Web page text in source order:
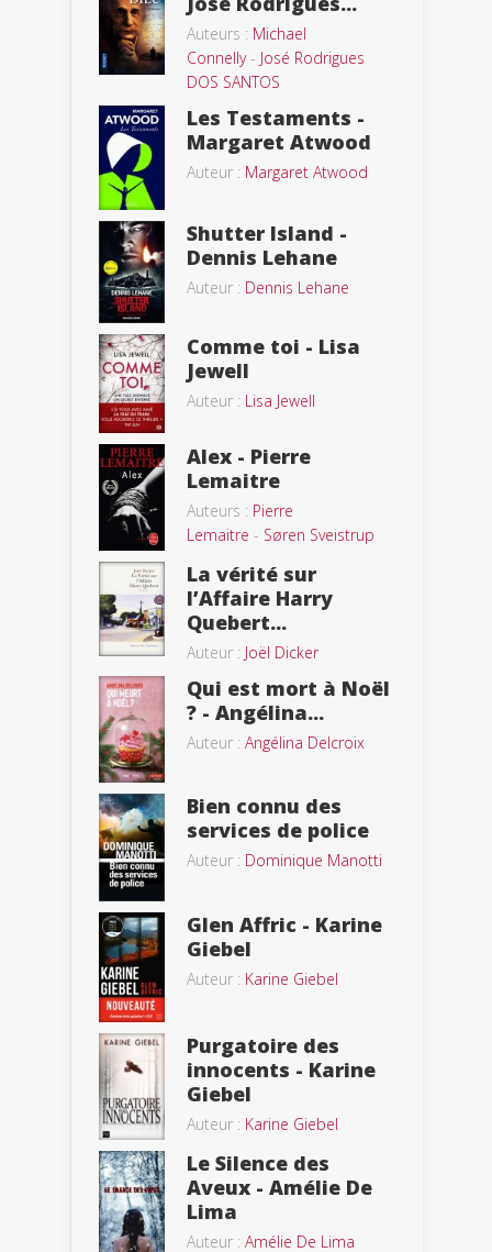
Auteurs : Michael
Connelly- José Rodrigues
DOS SANTOS
Les Testaments -
Margaret Atwood
Auteur : Margaret Atwood
Shutter Island -
Dennis Lehane
Auteur : Dennis Lehane
Comme toi - Lisa
Jewell
Auteur : Lisa Jewell
Alex - Pierre
Lemaitre
Auteurs : Pierre
Lemaitre - Søren Sveistrup
La vérité sur
l’Affaire Harry
Quebert...
Auteur : Joël Dicker
Qui est mort à Noël
? - Angélina...
Auteur : Angélina Delcroix
Bien connu des
services de police
Auteur : Dominique Manotti
Glen Affric - Karine
Giebel
Auteur : Karine Giebel
Purgatoire des
innocents - Karine
Giebel
Auteur : Karine Giebel
Le Silence des
Aveux - Amélie De
Lima
Auteur : Amélie De Lima